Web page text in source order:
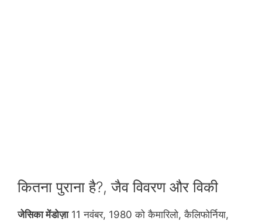
कितना पुराना है?, जैव विवरण और विकी
जेसिका मेंडोज़ा11 नवंबर, 1980 को कैमारिलो, कैलिफोर्निया,